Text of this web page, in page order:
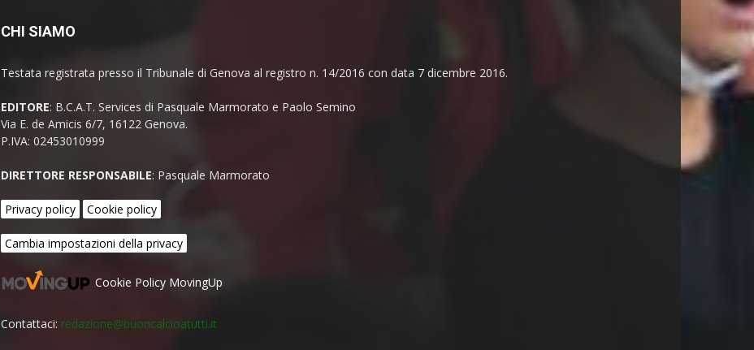
CHI SIAMO
Testata registrata presso il Tribunale di Genova al registro n. 14/2016 con data 7 dicembre 2016.
EDITORE: B.C.A.T. Services di Pasquale Marmorato e Paolo Semino
Via E. de Amicis 6/7, 16122 Genova.
P.IVA: 02453010999
DIRETTORE RESPONSABILE: Pasquale Marmorato
Privacy policy Cookie policy
Cambia impostazioni della privacy
Cookie Policy MovingUp
Contattaci: redazione@buoncalcioatutti.it